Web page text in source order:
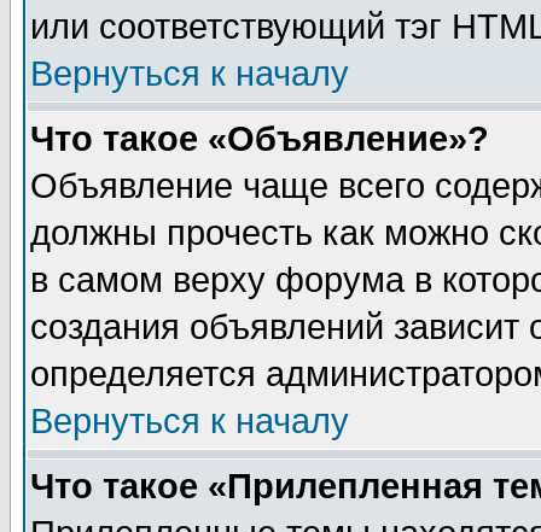
или соответствующий тэг
Вернуться к началу
Что такое «Объявление»?
Объявление чаще всего
должны прочесть как можно
в самом верху форума в
создания объявлений зависит
определяется
Вернуться к началу
Что такое «Прилепленная